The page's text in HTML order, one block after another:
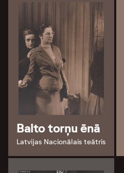
Balto torņu ēnā
Latvijas Nacionālais teātris